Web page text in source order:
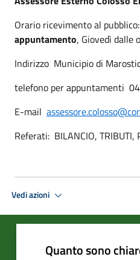
Orario ricevimento al pubblico:
appuntamento, Giovedì dalle
Indirizzo Municipio di
telefono per appuntamenti
E-mail
Referati: BILANCIO, TRIBUTI,
Vedi azioni
Quanto sono